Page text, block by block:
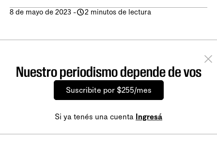
8 de mayo de 2023 - 2 minutos de lectura
Nuestro periodismo depende de vos
Suscribite por $255/mes
Si ya tenés una cuenta Ingresá